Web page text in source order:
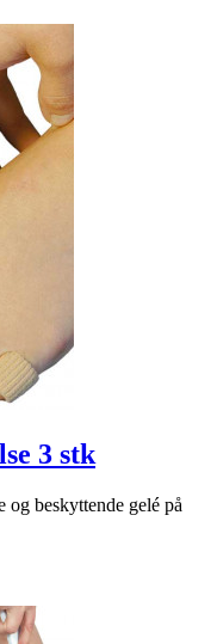
3 stk
beskyttende gelé på